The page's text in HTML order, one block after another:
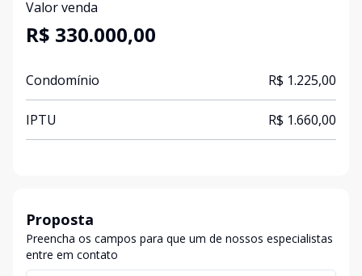
Valor venda
R$ 330.000,00
Condomínio R$ 1.225,00
IPTU R$ 1.660,00
Proposta
Preencha os campos para que um de nossos especialistas
entre em contato